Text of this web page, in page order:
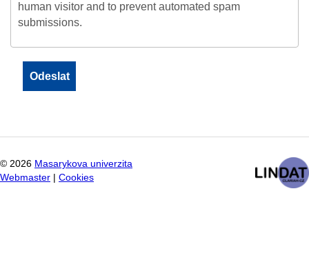
human visitor and to prevent automated spam
submissions.
© 2026 Masarykova univerzita
Webmaster
Cookies